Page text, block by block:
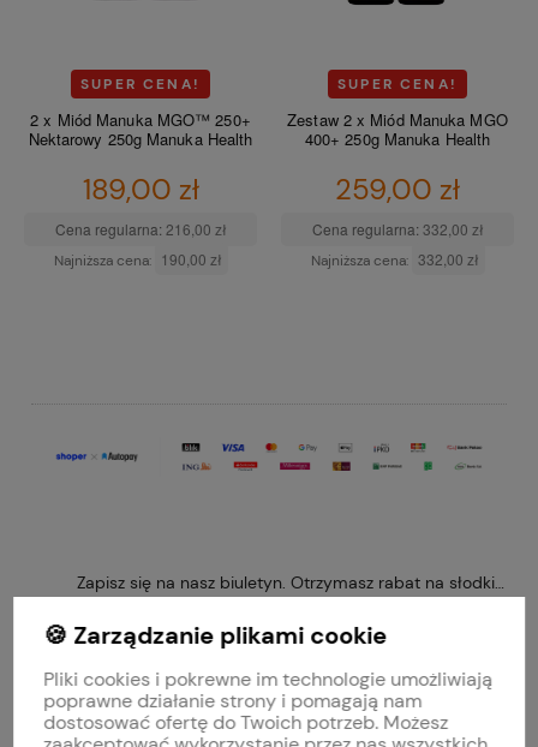
SUPER CENA!
2 x Miód Manuka MGO™ 250+
Nektarowy 250g Manuka Health
189,00 zł
Cena regularna: 216,00 zł
Najniższa cena: 190,00 zł
SUPER CENA!
Zestaw 2 x Miód Manuka MGO
400+ 250g Manuka Health
259,00 zł
Cena regularna: 332,00 zł
Najniższa cena: 332,00 zł
Zapisz się na nasz biuletyn. Otrzymasz rabat na słodkie
Obserwuj nas na
🍪 Zarządzanie plikami cookie
Pliki cookies i pokrewne im technologie umożliwiają
poprawne działanie strony i pomagają nam
dostosować ofertę do Twoich potrzeb. Możesz